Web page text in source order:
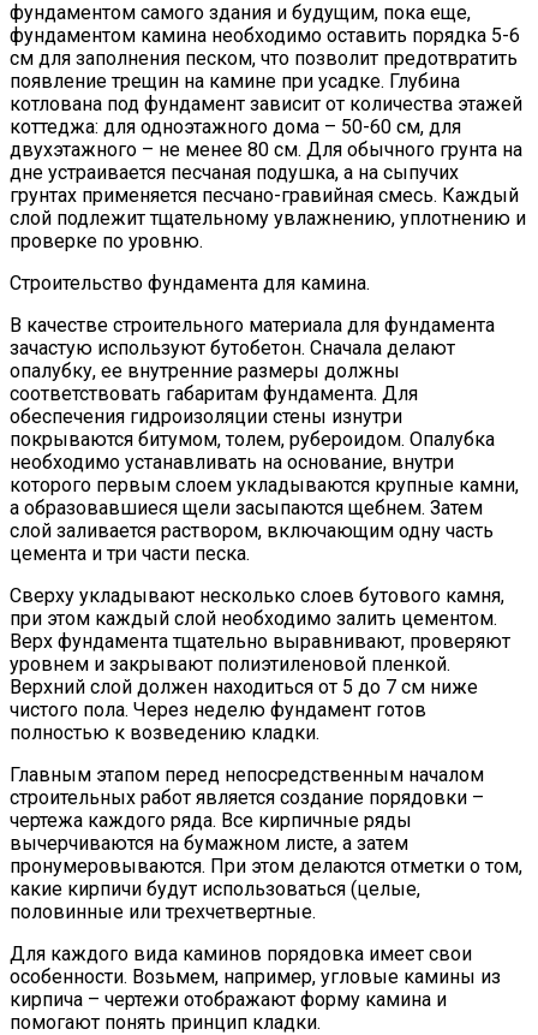
фундаментом самого здания и будущим, пока еще,
фундаментом камина необходимо оставить порядка 5-6
см для заполнения песком, что позволит предотвратить
появление трещин на камине при усадке. Глубина
котлована под фундамент зависит от количества этажей
коттеджа: для одноэтажного дома – 50-60 см, для
двухэтажного – не менее 80 см. Для обычного грунта на
дне устраивается песчаная подушка, а на сыпучих
грунтах применяется песчано-гравийная смесь. Каждый
слой подлежит тщательному увлажнению, уплотнению и
проверке по уровню.
Строительство фундамента для камина.
В качестве строительного материала для фундамента
зачастую используют бутобетон. Сначала делают
опалубку, ее внутренние размеры должны
соответствовать габаритам фундамента. Для
обеспечения гидроизоляции стены изнутри
покрываются битумом, толем, рубероидом. Опалубка
необходимо устанавливать на основание, внутри
которого первым слоем укладываются крупные камни,
а образовавшиеся щели засыпаются щебнем. Затем
слой заливается раствором, включающим одну часть
цемента и три части песка.
Сверху укладывают несколько слоев бутового камня,
при этом каждый слой необходимо залить цементом.
Верх фундамента тщательно выравнивают, проверяют
уровнем и закрывают полиэтиленовой пленкой.
Верхний слой должен находиться от 5 до 7 см ниже
чистого пола. Через неделю фундамент готов
полностью к возведению кладки.
Главным этапом перед непосредственным началом
строительных работ является создание порядовки –
чертежа каждого ряда. Все кирпичные ряды
вычерчиваются на бумажном листе, а затем
пронумеровываются. При этом делаются отметки о том,
какие кирпичи будут использоваться (целые,
половинные или трехчетвертные.
Для каждого вида каминов порядовка имеет свои
особенности. Возьмем, например, угловые камины из
кирпича – чертежи отображают форму камина и
помогают понять принцип кладки.